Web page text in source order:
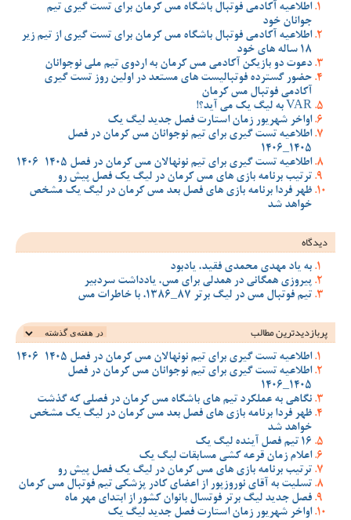
اطلاعیه آکادمی فوتبال باشگاه مس کرمان برای تست گیری تیم
جوانان خود
اطلاعیه آکادمی فوتبال باشگاه مس کرمان برای تست گیری از تیم زیر
18 ساله های خود
دعوت دو بازیکن آکادمی مس کرمان به اردوی تیم ملی نوجوانان
حضور گسترده فوتبالیست های مستعد در اولین روز تست گیری
آکادمی فوتبال مس کرمان
VAR به لیگ یک می آید؟!
اواخر شهریور زمان استارت فصل جدید لیگ یک
اطلاعیه تست گیری برای تیم نوجوانان مس کرمان در فصل
1405_1406
اطلاعیه تست گیری برای تیم نونهالان مس کرمان در فصل 1405-1406
ترتیب برنامه بازی های مس کرمان در لیگ یک فصل پیش رو
ظهر فردا برنامه بازی های فصل بعد مس کرمان در لیگ یک مشخص
خواهد شد
دیدگاه
به یاد مهدی محمدی فقید، یادبود
پیروزی همگانی در همدلی برای مس، یادداشت سردبیر
تیم فوتبال مس در لیگ برتر 87_1386، با خاطرات مس
پربازدیدترین‌ مطالب
اطلاعیه تست گیری برای تیم نونهالان مس کرمان در فصل 1405-1406
اطلاعیه تست گیری برای تیم نوجوانان مس کرمان در فصل
1405_1406
نگاهی به عملکرد تیم های باشگاه مس کرمان در فصلی که گذشت
ظهر فردا برنامه بازی های فصل بعد مس کرمان در لیگ یک مشخص
خواهد شد
16 تیم فصل آینده لیگ یک
اعلام زمان قرعه کشی مسابقات لیگ یک
ترتیب برنامه بازی های مس کرمان در لیگ یک فصل پیش رو
تسلیت به آقای نوروزپور از اعضای کادر پزشکی تیم فوتبال مس کرمان
فصل جدید لیگ برتر فوتسال بانوان کشور از ابتدای مهر ماه
اواخر شهریور زمان استارت فصل جدید لیگ یک